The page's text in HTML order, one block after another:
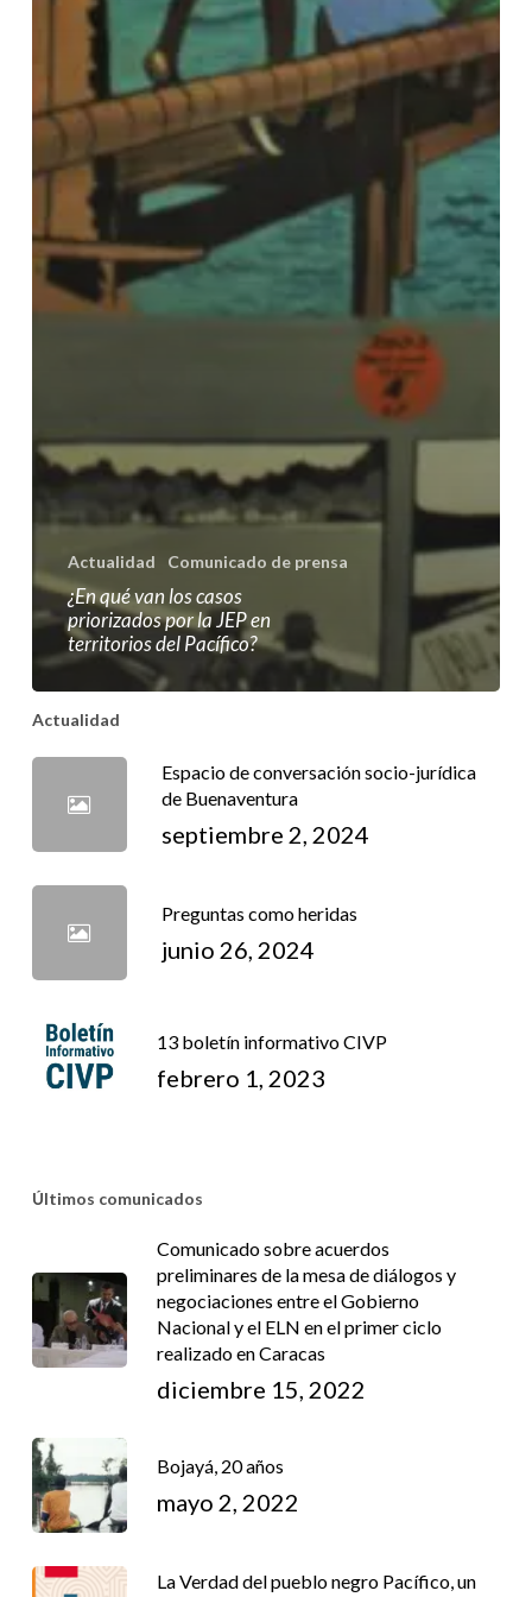
Actualidad Comunicado de prensa
¿En qué van los casos
priorizados por la JEP en
territorios del Pacífico?
Actualidad
Espacio de conversación socio-jurídica
de Buenaventura
septiembre 2, 2024
Preguntas como heridas
junio 26, 2024
13 boletín informativo CIVP
febrero 1, 2023
Últimos comunicados
Comunicado sobre acuerdos
preliminares de la mesa de diálogos y
negociaciones entre el Gobierno
Nacional y el ELN en el primer ciclo
realizado en Caracas
diciembre 15, 2022
Bojayá, 20 años
mayo 2, 2022
La Verdad del pueblo negro Pacífico, un